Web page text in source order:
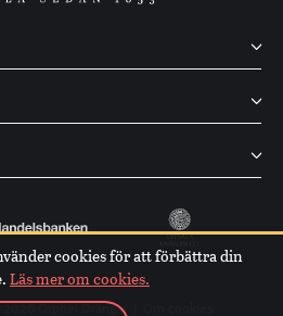
Orphei Drängar
cookies för att förbättra din
Läs mer om cookies.